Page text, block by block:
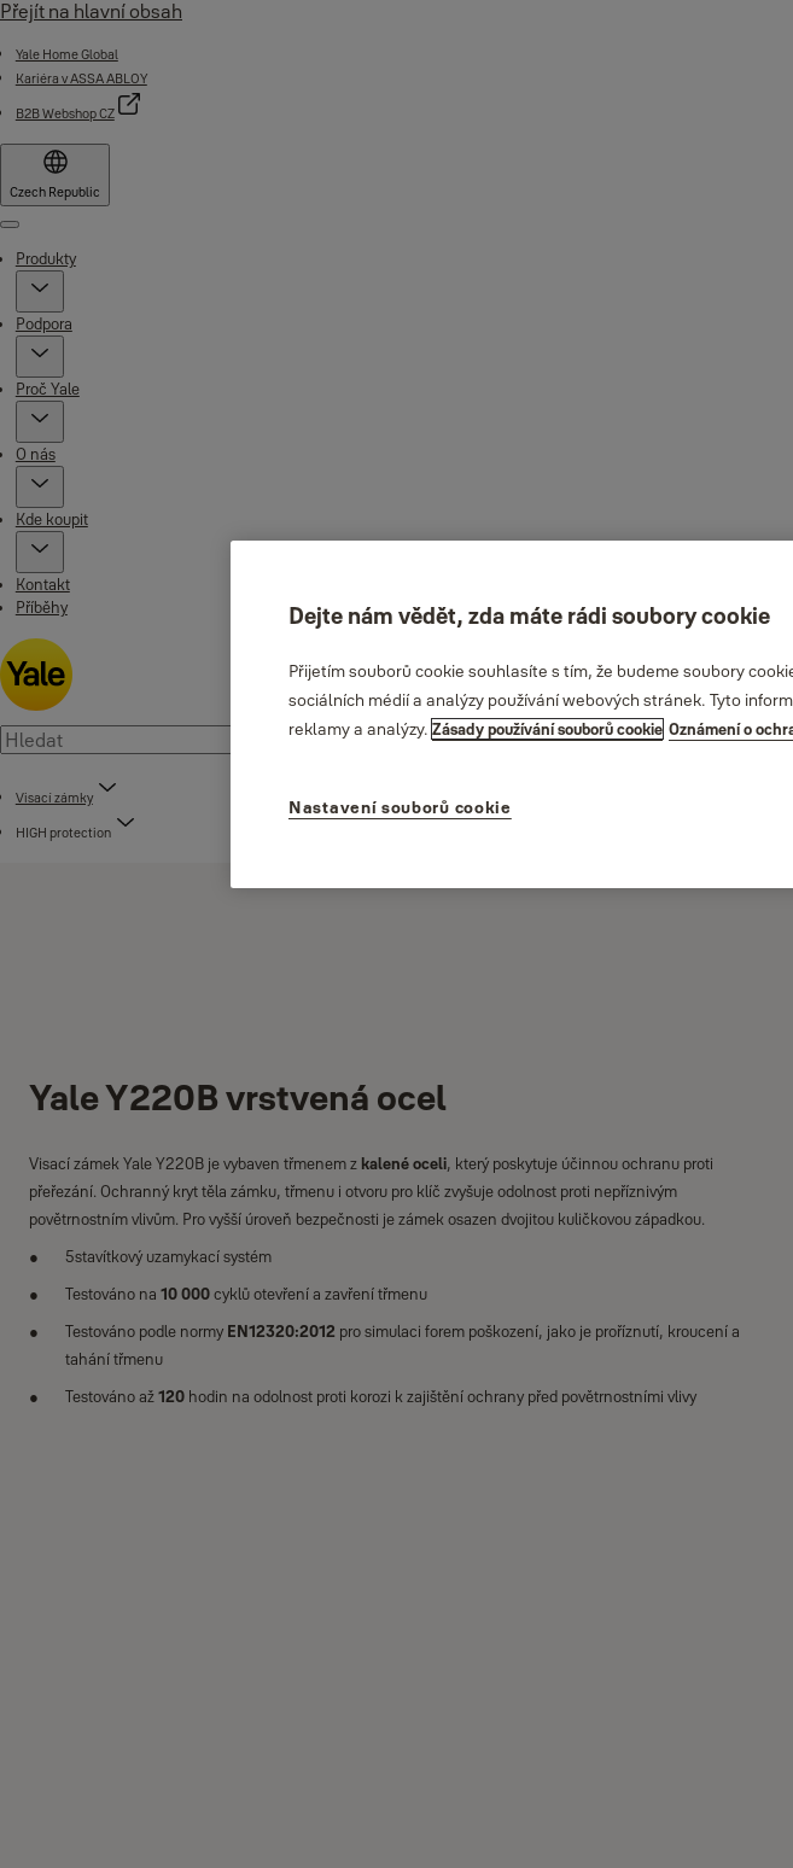
Přejít na hlavní obsah
Yale Home Global
Kariéra v ASSA ABLOY
B2B Webshop CZ
Czech Republic
Menu
Produkty
Podpora
Proč Yale
O nás
Kde koupit
Kontakt
Příběhy
Visací zámky
HIGH protection
Yale Y220B vrstvená ocel
Visací zámek Yale Y220B je vybaven třmenem z kalené oceli, který poskytuje účinnou ochranu proti
přeřezání. Ochranný kryt těla zámku, třmenu i otvoru pro klíč zvyšuje odolnost proti nepříznivým
povětrnostním vlivům. Pro vyšší úroveň bezpečnosti je zámek osazen dvojitou kuličkovou západkou.
5stavítkový uzamykací systém
Testováno na 10 000cyklů otevření a zavření třmenu
Testováno podle normy EN12320:2012 pro simulaci forem poškození, jako je proříznutí, kroucení a
tahání třmenu
Testováno až120 hodin na odolnost proti korozi k zajištění ochrany před povětrnostními vlivy
Dejte nám vědět, zda máte rádi soubory cookie
Přijetím souborů cookie souhlasíte s tím, že budeme soubory
sociálních médií a analýzy používání webových stránek. Tyto
reklamy a analýzy. Zásady používání souborů cookie Oznámení o
Nastavení souborů cookie